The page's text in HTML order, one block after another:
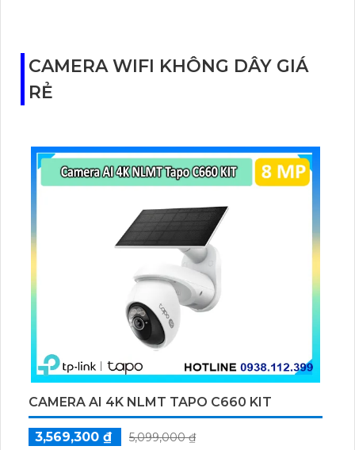
năng nghe thông tin. Hơn nữa, việc truyền tải hình
ảnh nhanh hơn dựa trên các chuẩn nén
H.265+/H.265/H.264+/H.264, đảm bảo chất lượng hình
CAMERA WIFI KHÔNG DÂY GIÁ
RẺ
CAMERA AI 4K NLMT TAPO C660 KIT
3,569,300 ₫
5,099,000 ₫